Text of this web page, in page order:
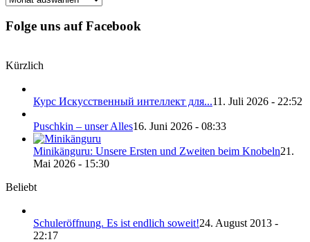
Folge uns auf Facebook
Kürzlich
Курс Искусственный интеллект для...11. Juli 2026 - 22:52
Puschkin – unser Alles16. Juni 2026 - 08:33
Minikänguru: Unsere Ersten und Zweiten beim Knobeln21.
Mai 2026 - 15:30
Beliebt
Schuleröffnung. Es ist endlich soweit!24. August 2013 -
22:17